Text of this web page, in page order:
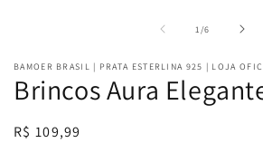
modal
1 /de
6
BAMOER BRASIL | PRATA ESTERLINA 925 | LOJA
Brincos Aura
Preço
R$ 109,99